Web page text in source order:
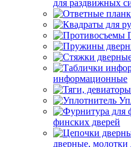
для раздвижных
информационные
финских дверей
дверные, молотки